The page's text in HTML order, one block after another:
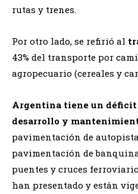
rutas y trenes.
Por otro lado, se refirió al
43% del transporte por
agropecuario (cereales y
Argentina tiene un
desarrollo y
pavimentación de
pavimentación de
puentes y cruces
han presentado y están